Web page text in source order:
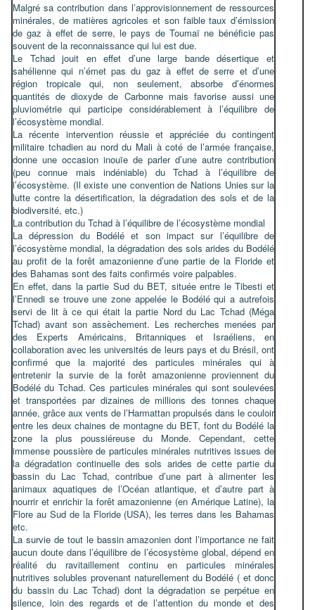
Malgré sa contribution dans l’approvisionnement de ressources
minérales, de matières agricoles et son faible taux d’émission
de gaz à effet de serre, le pays de Toumaï ne bénéficie pas
souvent de la reconnaissance qui lui est due.
Le Tchad jouit en effet d’une large bande désertique et
sahélienne qui n’émet pas du gaz à effet de serre et d’une
région tropicale qui, non seulement, absorbe d’énormes
quantités de dioxyde de Carbonne mais favorise aussi une
pluviométrie qui participe considérablement à l’équilibre de
l’écosystème mondial.
La récente intervention réussie et appréciée du contingent
militaire tchadien au nord du Mali à coté de l’armée française,
donne une occasion inouïe de parler d’une autre contribution
(peu connue mais indéniable) du Tchad à l’équilibre de
l’écosystème. (Il existe une convention de Nations Unies sur la
lutte contre la désertification, la dégradation des sols et de la
biodiversité, etc.)
La contribution du Tchad à l’équilibre de l’écosystème mondial
La dépression du Bodélé et son impact sur l’équilibre de
l’écosystème mondial, la dégradation des sols arides du Bodélé
au profit de la forêt amazonienne d’une partie de la Floride et
des Bahamas sont des faits confirmés voire palpables.
En effet, dans la partie Sud du BET, située entre le Tibesti et
l’Ennedi se trouve une zone appelée le Bodélé qui a autrefois
servi de lit à ce qui était la partie Nord du Lac Tchad (Méga
Tchad) avant son assèchement. Les recherches menées par
des Experts Américains, Britanniques et Israéliens, en
collaboration avec les universités de leurs pays et du Brésil, ont
confirmé que la majorité des particules minérales qui à
entretenir la survie de la forêt amazonienne proviennent du
Bodélé du Tchad. Ces particules minérales qui sont soulevées
et transportées par dizaines de millions des tonnes chaque
année, grâce aux vents de l’Harmattan propulsés dans le couloir
entre les deux chaines de montagne du BET, font du Bodélé la
zone la plus poussiéreuse du Monde. Cependant, cette
immense poussière de particules minérales nutritives issues de
la dégradation continuelle des sols arides de cette partie du
bassin du Lac Tchad, contribue d’une part à alimenter les
animaux aquatiques de l’Océan atlantique, et d’autre part à
nourrir et enrichir la forêt amazonienne (en Amérique Latine), la
Flore au Sud de la Floride (USA), les terres dans les Bahamas
etc.
La survie de tout le bassin amazonien dont l’importance ne fait
aucun doute dans l’équilibre de l’écosystème global, dépend en
réalité du ravitaillement continu en particules minérales
nutritives solubles provenant naturellement du Bodélé ( et donc
du bassin du Lac Tchad) dont la dégradation se perpétue en
silence, loin des regards et de l’attention du monde et des